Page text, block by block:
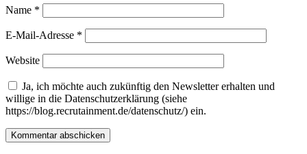
Name *
E-Mail-Adresse *
Website
Ja, ich möchte auch zukünftig den Newsletter erhalten und
willige in die Datenschutzerklärung (siehe
https://blog.recrutainment.de/datenschutz/) ein.